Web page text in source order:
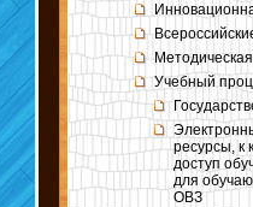
Учебный
ресурсы, к
доступ
для
ОВЗ